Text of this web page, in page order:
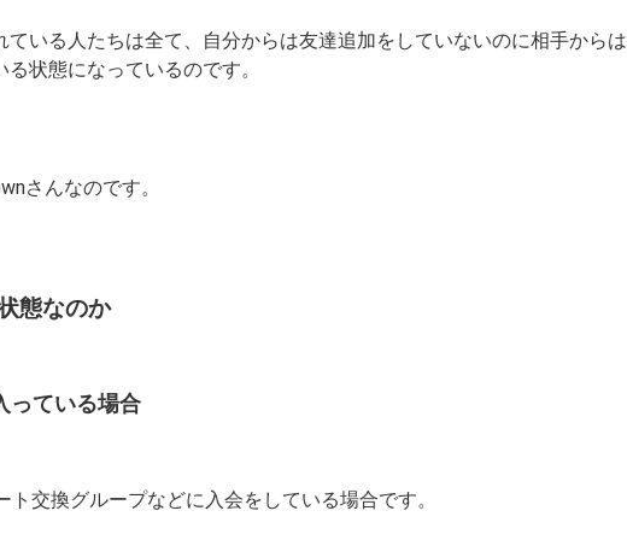
いる人たちは全て、
自分からは友達追加をしていないのに相手からは
状態になっているのです。
さんなのです。
態なのか
っている場合
ト交換グループなどに入会をしている場合です。